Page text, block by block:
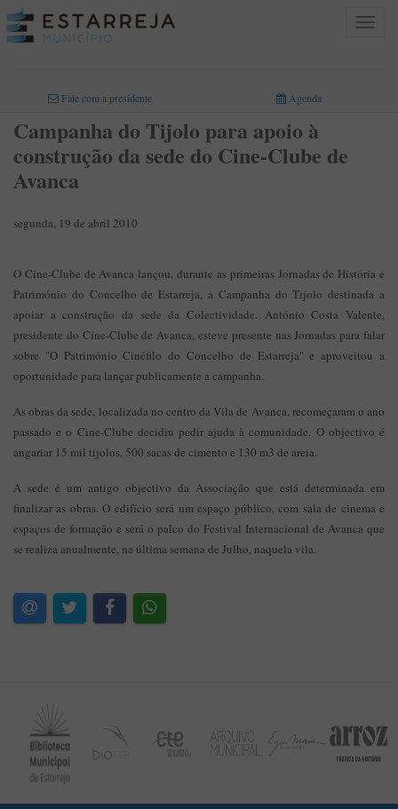
Toggle
Fale com a presidente Agenda
Campanha do Tijolo para apoio à
construção da sede do Cine-Clube de
Avanca
segunda, 19 de abril 2010
O Cine-Clube de Avanca lançou, durante as primeiras Jornadas de História e
Património do Concelho de Estarreja, a Campanha do Tijolo destinada a
apoiar a construção da sede da Colectividade. António Costa Valente,
presidente do Cine-Clube de Avanca, esteve presente nas Jornadas para falar
sobre "O Património Cinéfilo do Concelho de Estarreja" e aproveitou a
oportunidade para lançar publicamente a campanha.
As obras da sede, localizada no centro da Vila de Avanca, recomeçaram o ano
passado e o Cine-Clube decidiu pedir ajuda à comunidade. O objectivo é
angariar 15 mil tijolos, 500 sacas de cimento e 130 m3 de areia.
A sede é um antigo objectivo da Associação que está determinada em
finalizar as obras. O edifício será um espaço público, com sala de cinema e
espaços de formação e será o palco do Festival Internacional de Avanca que
se realiza anualmente, na última semana de Julho, naquela vila.